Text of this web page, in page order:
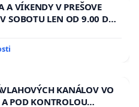
A VÍKENDY V PREŠOVE
SOBOTU LEN OD 9.00 DO
TÝŽDEŇ CIEĽ 8.00 – 18.00
STAVBY C-AREA NA
KANÁLOV VO
POD KONTROLOU